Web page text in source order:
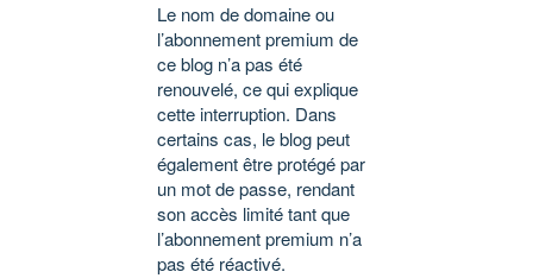
Le nom de domaine ou
l’abonnement premium de
ce blog n’a pas été
renouvelé, ce qui explique
cette interruption. Dans
certains cas, le blog peut
également être protégé par
un mot de passe, rendant
son accès limité tant que
l’abonnement premium n’a
pas été réactivé.